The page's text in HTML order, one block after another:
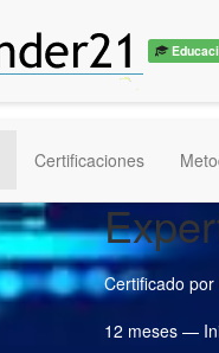
Certificaciones
Certificado por
12 meses —